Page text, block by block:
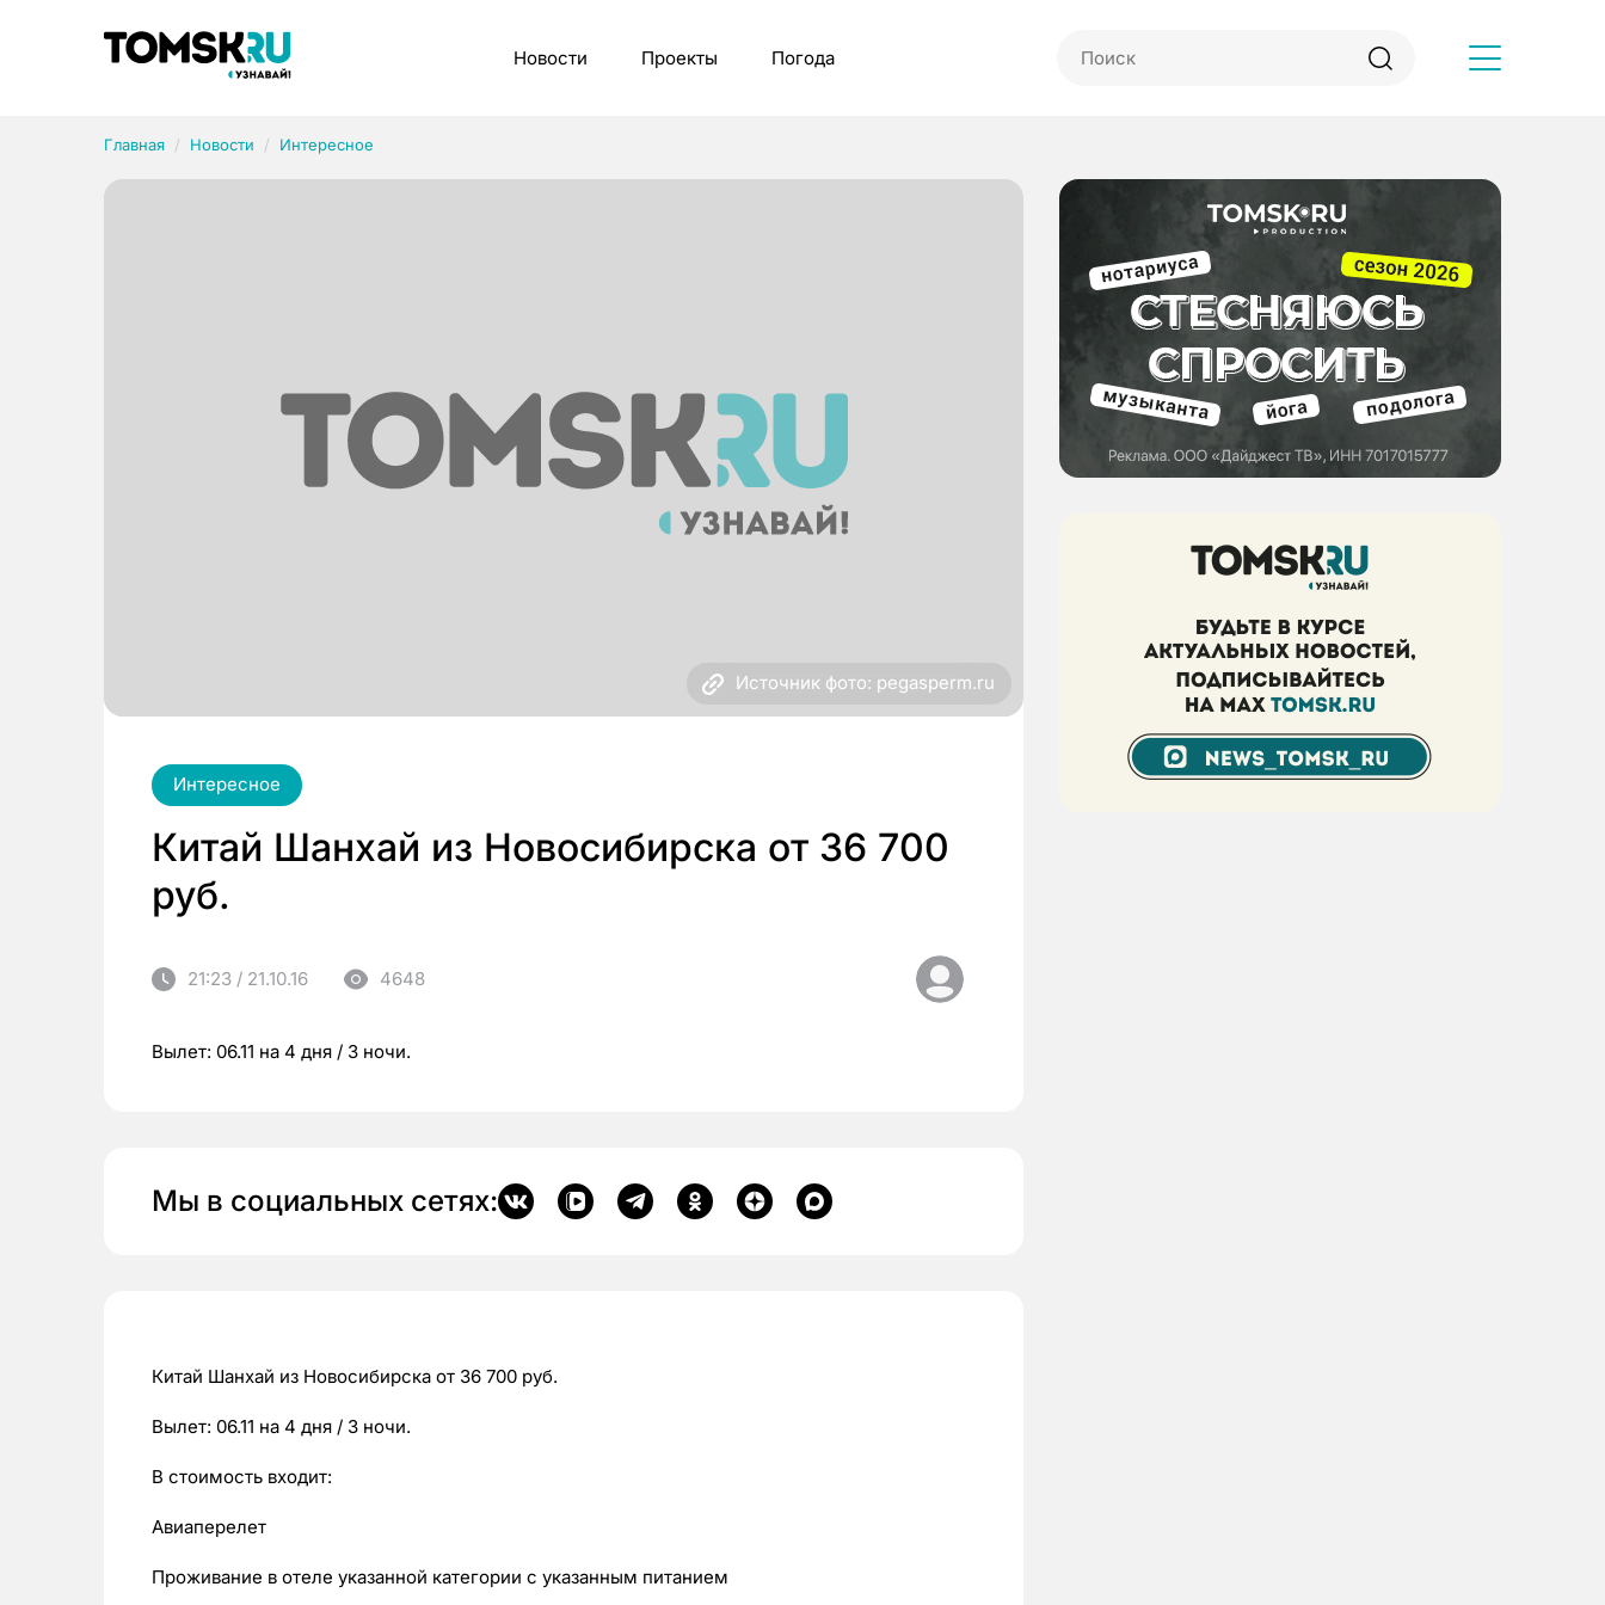
Новости Проекты Погода
Главная Новости Интересное
Источник фото: pegasperm.ru
Интересное
Китай Шанхай из Новосибирска от 36 700
руб.
21:23 / 21.10.16 4648
Вылет: 06.11 на 4 дня / 3 ночи.
Мы в социальных сетях:
Китай Шанхай из Новосибирска от 36 700 руб.
Вылет: 06.11 на 4 дня / 3 ночи.
В стоимость входит:
Авиаперелет
Проживание в отеле указанной категории с указанным питанием
Рубрики